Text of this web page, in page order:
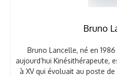
Bruno
Bruno Lancelle, né en
aujourd’hui Kinésithérapeute,
à XV qui évoluait au poste